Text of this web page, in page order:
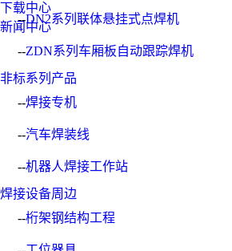
下载中心
新闻中心
--DN2系列联体悬挂式点焊机
--ZDN系列车厢板自动跟踪焊机
非标系列产品
--焊接专机
--汽车焊装线
--机器人焊接工作站
焊接设备周边
--桁架钢结构工程